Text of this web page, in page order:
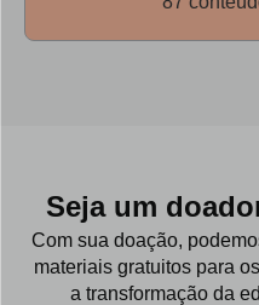
necessário para a
Seja um
Com sua doação,
materiais gratuitos para
a transformação da